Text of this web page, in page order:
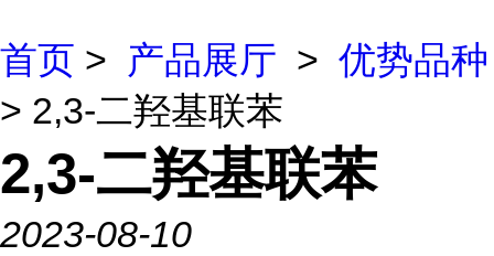
首页 > 产品展厅 > 优势品种
> 2,3-二羟基联苯
2,3-二羟基联苯
2023-08-10